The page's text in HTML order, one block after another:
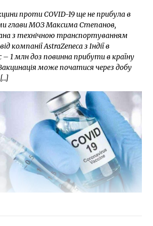
проти COVID-19 ще не прибула в
глави МОЗ Максима Степанов,
з технічною транспортуванням
компанії AstraZeneca з Індії в
– 1 млн доз повинна прибути в країну
може початися через добу